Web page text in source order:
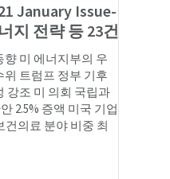
January Issue-
지 전략 등 23건
향 미 에너지부의 우
트럼프 정부 기후
강조 미 의회 국립과
2.5% 증액 미국 기업
건의료 분야 비중 최